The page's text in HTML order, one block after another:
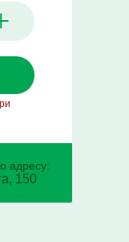
адресу:
150